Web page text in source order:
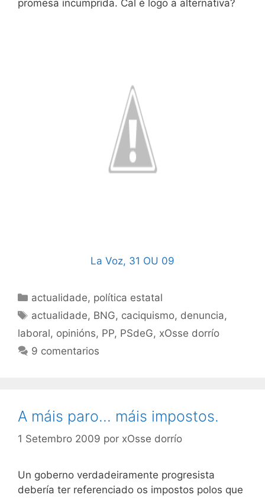
promesa incumprida. Cal é logo a alternativa?
La Voz, 31 OU 09
Categorías
actualidade, política estatal
Etiquetas
actualidade, BNG, caciquismo, denuncia,
laboral, opinións, PP, PSdeG, xOsse dorrío
9 comentarios
A máis paro… máis impostos.
1 Setembro 2009 por xOsse dorrío
Un goberno verdadeiramente progresista
debería ter referenciado os impostos polos que